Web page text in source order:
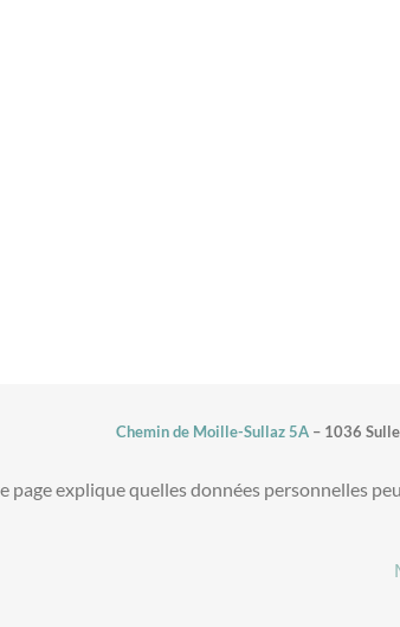
Chemin de Moille-Sullaz 5A – 1036
page explique quelles données personnelles